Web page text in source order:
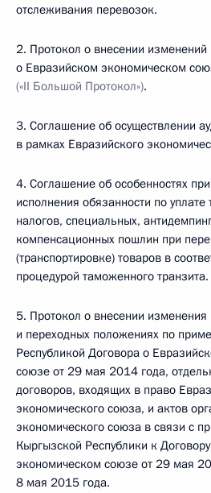
отслеживания перевозок.
2. Протокол о внесении изменений
о Евразийском экономическом
(«II Большой Протокол»).
3. Соглашение об осуществлении
в рамках Евразийского
4. Соглашение об особенностях
исполнения обязанности по
налогов, специальных,
компенсационных пошлин при
(транспортировке) товаров в
процедурой таможенного транзита.
5. Протокол о внесении изменения
и переходных положениях по
Республикой Договора о
союзе от 29 мая 2014 года,
договоров, входящих в право
экономического союза, и актов
экономического союза в связи с
Кыргызской Республики к
экономическом союзе от 29 мая
8 мая 2015 года.